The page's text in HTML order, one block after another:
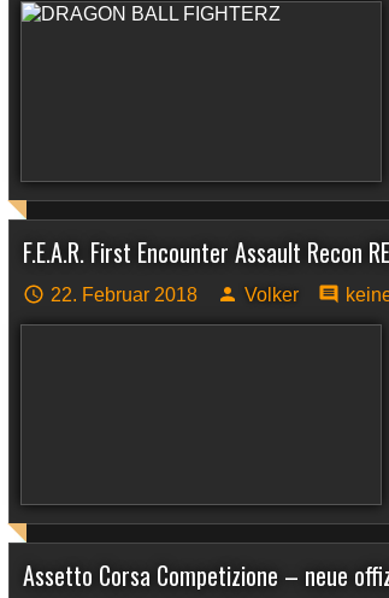
F.E.A.R. First Encounter Assault Recon
22. Februar 2018 Volker
Assetto Corsa Competizione – neue